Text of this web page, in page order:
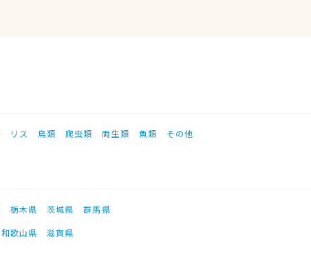
リス 鳥類 爬虫類 両生類 魚類 その他
栃木県 茨城県
群馬県
和歌山県
滋賀県